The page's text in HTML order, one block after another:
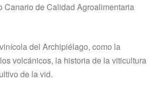
Canario de Calidad Agroalimentaria
del Archipiélago, como la
volcánicos, la historia de la viticultura
de la vid.